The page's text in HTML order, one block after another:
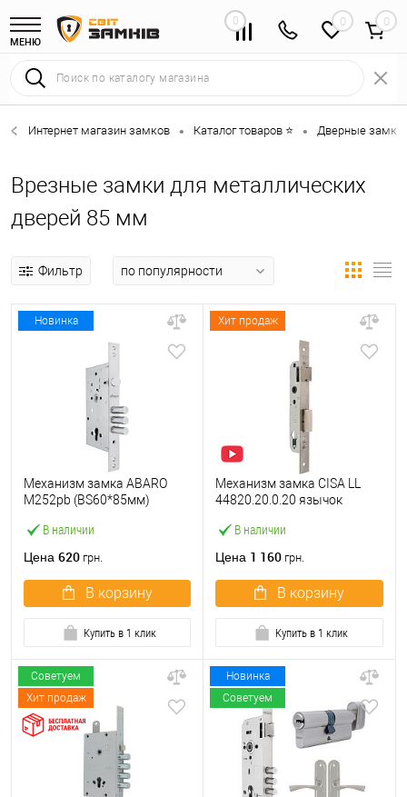
МЕНЮ
0 0
Интернет магазин замков • Каталог товаров ⭐ • Дверные замки
Врезные замки для металлических
дверей 85 мм
Фильтр
Новинка
В наличии
Механизм замка ABARO
M252pb (BS60*85мм)
упаковки без отв.планки
Цена 620 грн.
В корзину
Купить в 1 клик
Хит продаж
В наличии
Механизм замка CISA LL
44820.20.0.20 язычок
нержавеющая сталь
Цена 1 160 грн.
В корзину
Купить в 1 клик
Советуем
Хит продаж
Новинка
Советуем